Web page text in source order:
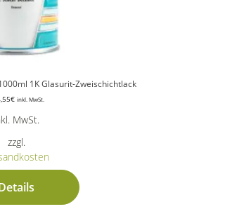
1K Glasurit-Zweischichtlack
€ inkl. MwSt.
MwSt.
zzgl.